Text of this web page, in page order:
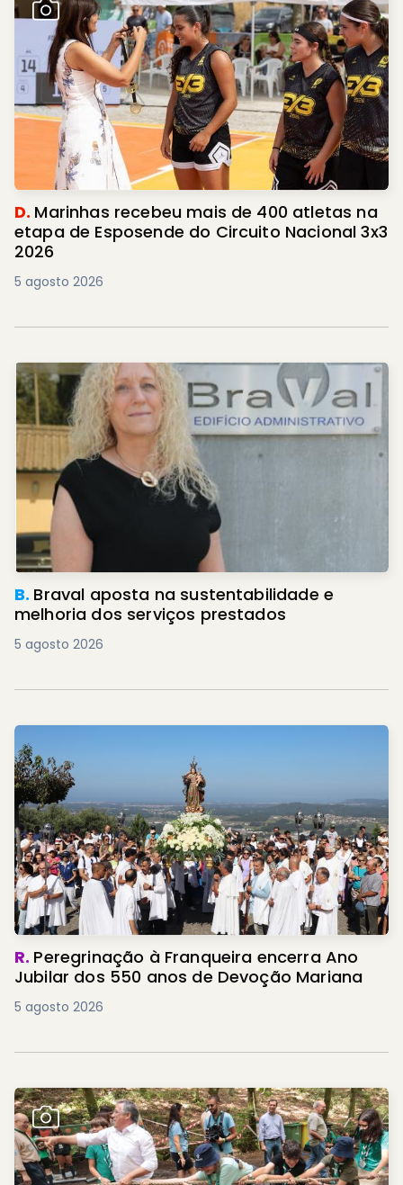
D. Marinhas recebeu mais de 400 atletas na
etapa de Esposende do Circuito Nacional 3x3
2026
5 agosto 2026
B. Braval aposta na sustentabilidade e
melhoria dos serviços prestados
5 agosto 2026
R. Peregrinação à Franqueira encerra Ano
Jubilar dos 550 anos de Devoção Mariana
5 agosto 2026